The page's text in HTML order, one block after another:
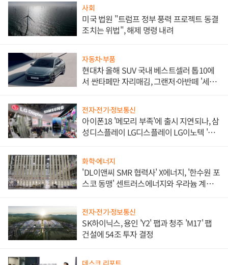
사회
미국 법원 "트럼프 정부 풍력 프로젝트 동결
조치는 위법", 해제 명령 내려
자동차·부품
현대차 올해 SUV 국내 베스트셀러 톱10에
서 싼타페만 자리매김, 그랜저·아반떼 '세단
전자·전기·정보통신
아이폰18 '메모리 부족'에 출시 지연되나, 삼
성디스플레이 LG디스플레이 LG이노텍 '탈
화학·에너지
'DL이앤씨 SMR 협력사' X에너지, '한수원 포
스코 동맹' 센트러스에너지와 우라늄 계약
전자·전기·정보통신
SK하이닉스, 용인 'Y2' 팹과 청주 'M17' 팹
건설에 54조 투자 결정